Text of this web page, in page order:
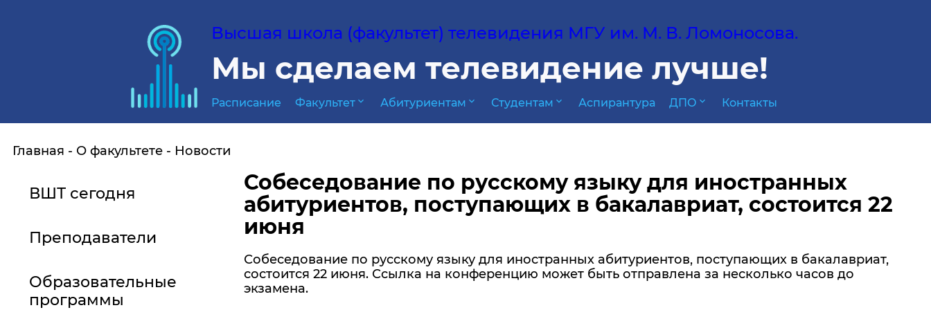
Высшая школа (факультет) телевидения МГУ им. М. В. Ломоносова.
Мы сделаем телевидение лучше!
Расписание Факультет expand_more Абитуриентам expand_more Студентам expand_more Аспирантура ДПО expand_more Контакты
Главная О факультете Новости
ВШТ сегодня
Преподаватели
Образовательные
программы
Собеседование по русскому языку для иностранных
абитуриентов, поступающих в бакалавриат, состоится 22
июня
Собеседование по русскому языку для иностранных абитуриентов, поступающих в бакалавриат,
состоится 22 июня. Ссылка на конференцию может быть отправлена за несколько часов до
экзамена.